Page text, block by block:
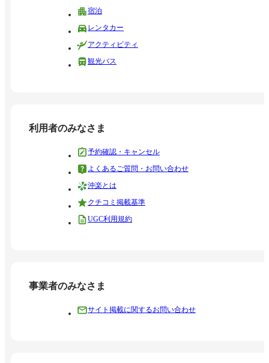
宿泊
レンタカー
アクティビティ
観光バス
利用者のみなさま
予約確認・キャンセル
よくあるご質問・お問い合わせ
沖楽とは
クチコミ掲載基準
UGC利用規約
事業者のみなさま
サイト掲載に関するお問い合わせ